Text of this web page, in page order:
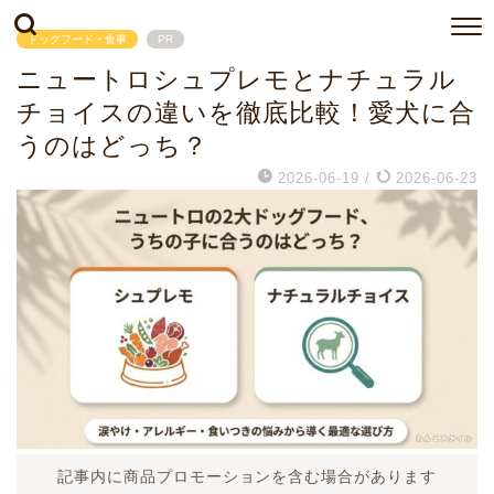
ドッグフード・食事 PR
ニュートロシュプレモとナチュラル
チョイスの違いを徹底比較！愛犬に合
うのはどっち？
2026-06-19 / 2026-06-23
記事内に商品プロモーションを含む場合があります